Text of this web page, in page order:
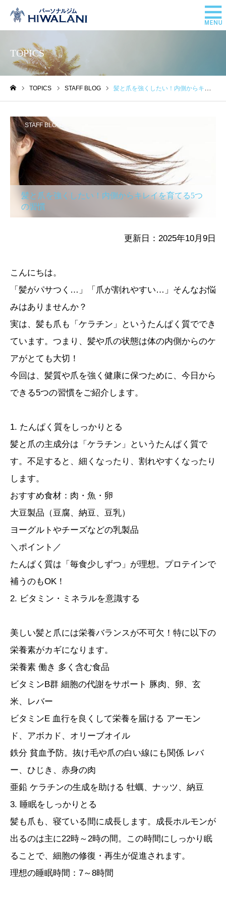
TOPICS
TOPICS STAFF BLOG 髪と爪を強くしたい！内側からキレイを育てる5つの習慣
STAFF BLOG
髪と爪を強くしたい！内側からキレイを育てる5つ
の習慣
更新日：2025年10月9日
こんにちは。
「髪がパサつく…」「爪が割れやすい…」そんなお悩
みはありませんか？
実は、髪も爪も「ケラチン」というたんぱく質ででき
ています。つまり、髪や爪の状態は体の内側からのケ
アがとても大切！
今回は、髪質や爪を強く健康に保つために、今日から
できる5つの習慣をご紹介します。
1. たんぱく質をしっかりとる
髪と爪の主成分は「ケラチン」というたんぱく質で
す。不足すると、細くなったり、割れやすくなったり
します。
おすすめ食材：肉・魚・卵
大豆製品（豆腐、納豆、豆乳）
ヨーグルトやチーズなどの乳製品
＼ポイント／
たんぱく質は「毎食少しずつ」が理想。プロテインで
補うのもOK！
2. ビタミン・ミネラルを意識する
美しい髪と爪には栄養バランスが不可欠！特に以下の
栄養素がカギになります。
栄養素 働き 多く含む食品
ビタミンB群 細胞の代謝をサポート 豚肉、卵、玄
米、レバー
ビタミンE 血行を良くして栄養を届ける アーモン
ド、アボカド、オリーブオイル
鉄分 貧血予防。抜け毛や爪の白い線にも関係 レバ
ー、ひじき、赤身の肉
亜鉛 ケラチンの生成を助ける 牡蠣、ナッツ、納豆
3. 睡眠をしっかりとる
髪も爪も、寝ている間に成長します。成長ホルモンが
出るのは主に22時～2時の間。この時間にしっかり眠
ることで、細胞の修復・再生が促進されます。
理想の睡眠時間：7～8時間